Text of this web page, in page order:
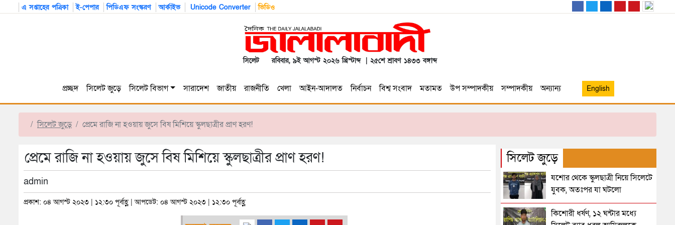
এ সপ্তাহের পত্রিকা ই-পেপার পিডিএফ সংস্করণ আর্কাইভ Unicode Converter ভিডিও
সিলেট রবিবার, ৯ই আগস্ট ২০২৬ খ্রিস্টাব্দ | ২৫শে শ্রাবণ ১৪৩৩ বঙ্গাব্দ
প্রচ্ছদ সিলেট জুড়ে সিলেট বিভাগ সারাদেশ জাতীয় রাজনীতি খেলা আইন-আদালত নির্বাচন বিশ্ব সংবাদ মতামত উপ সম্পাদকীয় সম্পাদকীয় অন্যান্য English
সিলেট জুড়ে প্রেমে রাজি না হওয়ায় জুসে বিষ মিশিয়ে স্কুলছাত্রীর প্রাণ হরণ!
প্রেমে রাজি না হওয়ায় জুসে বিষ মিশিয়ে স্কুলছাত্রীর প্রাণ হরণ!
admin
প্রকাশ: ০৪ আগস্ট ২০২৩ | ১২:৩০ পূর্বাহ্ণ | আপডেট: ০৪ আগস্ট ২০২৩ | ১২:৩০ পূর্বাহ্ণ
সিলেট জুড়ে
যশোর থেকে স্কুলছাত্রী নিয়ে সিলেটে
যুবক, অতঃপর যা ঘটলো
কিশোরী ধর্ষণ, ১২ ঘন্টার মধ্যে